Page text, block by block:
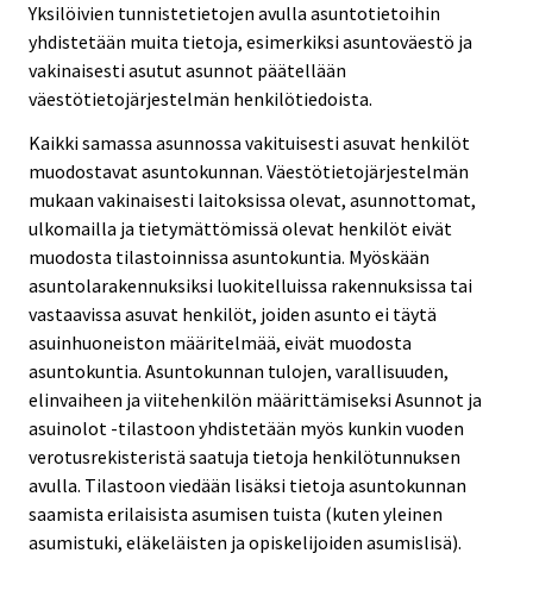
Yksilöivien tunnistetietojen avulla asuntotietoihin
yhdistetään muita tietoja, esimerkiksi asuntoväestö ja
vakinaisesti asutut asunnot päätellään
väestötietojärjestelmän henkilötiedoista.
Kaikki samassa asunnossa vakituisesti asuvat henkilöt
muodostavat asuntokunnan. Väestötietojärjestelmän
mukaan vakinaisesti laitoksissa olevat, asunnottomat,
ulkomailla ja tietymättömissä olevat henkilöt eivät
muodosta tilastoinnissa asuntokuntia. Myöskään
asuntolarakennuksiksi luokitelluissa rakennuksissa tai
vastaavissa asuvat henkilöt, joiden asunto ei täytä
asuinhuoneiston määritelmää, eivät muodosta
asuntokuntia. Asuntokunnan tulojen, varallisuuden,
elinvaiheen ja viitehenkilön määrittämiseksi Asunnot ja
asuinolot -tilastoon yhdistetään myös kunkin vuoden
verotusrekisteristä saatuja tietoja henkilötunnuksen
avulla. Tilastoon viedään lisäksi tietoja asuntokunnan
saamista erilaisista asumisen tuista (kuten yleinen
asumistuki, eläkeläisten ja opiskelijoiden asumislisä).